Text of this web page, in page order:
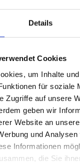
Details
Cookies
um Inhalte
für soziale
Zugriffe auf unsere
geben wir
Website an
und
Informationen
die Sie
Offsite
N1410/S121/S122/S126
vor dem Spiel und 1